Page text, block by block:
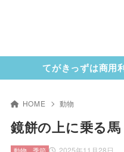
てがきっずは商用
HOME 動物
鏡餅の上に乗る馬
2025年11月28日